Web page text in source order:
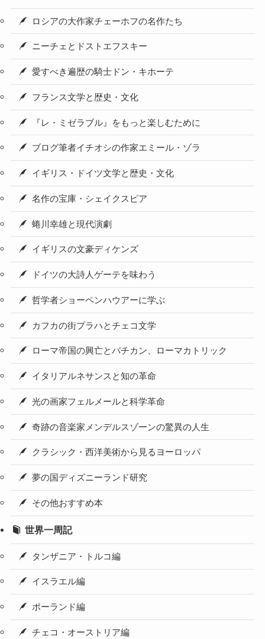
ロシアの大作家チェーホフの名作たち
ニーチェとドストエフスキー
愛すべき遍歴の騎士ドン・キホーテ
フランス文学と歴史・文化
『レ・ミゼラブル』をもっと楽しむために
ブログ筆者イチオシの作家エミール・ゾラ
イギリス・ドイツ文学と歴史・文化
名作の宝庫・シェイクスピア
蜷川幸雄と現代演劇
イギリスの文豪ディケンズ
ドイツの大詩人ゲーテを味わう
哲学者ショーペンハウアーに学ぶ
カフカの街プラハとチェコ文学
ローマ帝国の興亡とバチカン、ローマカトリック
イタリアルネサンスと知の革命
光の画家フェルメールと科学革命
奇跡の音楽家メンデルスゾーンの驚異の人生
クラシック・西洋美術から見るヨーロッパ
夢の国ディズニーランド研究
その他おすすめ本
世界一周記
タンザニア・トルコ編
イスラエル編
ポーランド編
チェコ・オーストリア編